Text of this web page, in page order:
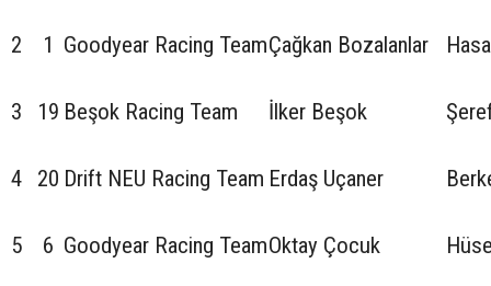
2 1 Goodyear Racing TeamÇağkan Bozalanlar
3 19 Beşok Racing Team İlker Beşok
4 20 Drift NEU Racing Team Erdaş Uçaner
5 6 Goodyear Racing TeamOktay Çocuk